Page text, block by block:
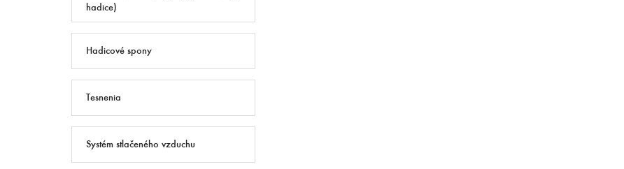
hadice)
Hadicové spony
Tesnenia
Systém stlačeného vzduchu